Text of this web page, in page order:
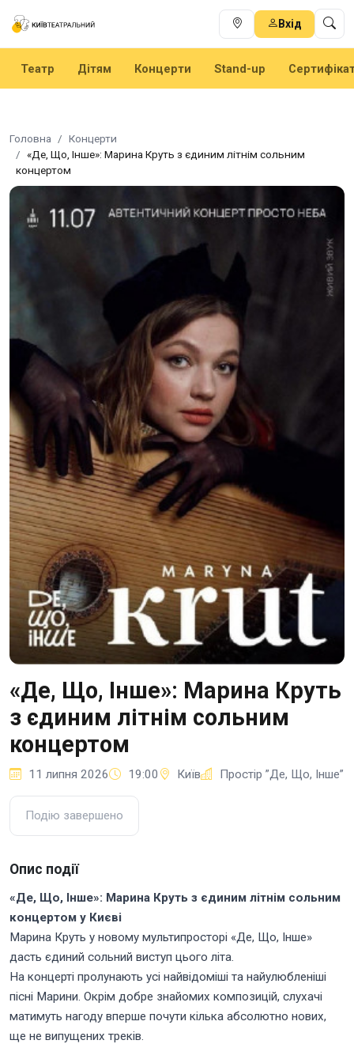
Вхід
Театр Дітям Концерти Stand-up
Головна
Концерти
«Де, Що, Інше»: Марина Круть з єдиним літнім сольним
концертом
«Де, Що, Інше»: Марина Круть
з єдиним літнім сольним
концертом
11 липня 2026 19:00 Київ Простір ”Де, Що, Інше”
Подію завершено
Опис події
«Де, Що, Інше»: Марина Круть з єдиним літнім сольним
концертом у Києві
Марина Круть у новому мультипросторі «Де, Що, Інше»
дасть єдиний сольний виступ цього літа.
На концерті пролунають усі найвідоміші та найулюбленіші
пісні Марини. Окрім добре знайомих композицій, слухачі
матимуть нагоду вперше почути кілька абсолютно нових,
ще не випущених треків.